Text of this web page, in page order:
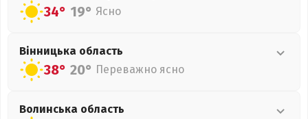
34° 19° Ясно
Вінницька область
38° 20° Переважно ясно
Волинська область